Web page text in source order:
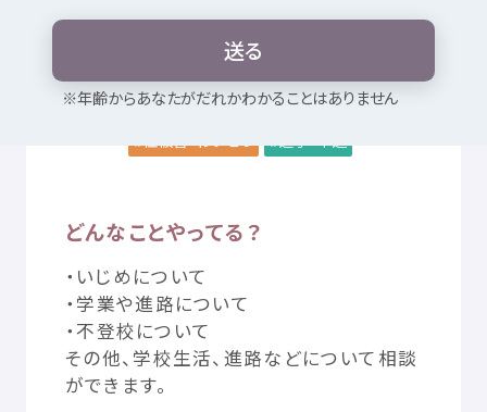
お気に入り
気に入り
利用規約
送る
※年齢からあなたがだれかわかることはありません
不登校やいじめ、学校生活などに
相談（電話
暴言・無視・ひいき たたく・殴る
性被害・わいせつ 進学・中退
どんなことやってる？
・いじめについて
・ 学業や進路について
・不登校について
その他、 学校生活、 進路などについて 相談
ができます。